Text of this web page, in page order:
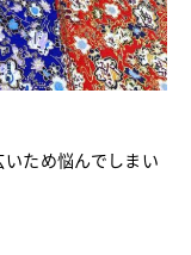
ため悩んでしまい